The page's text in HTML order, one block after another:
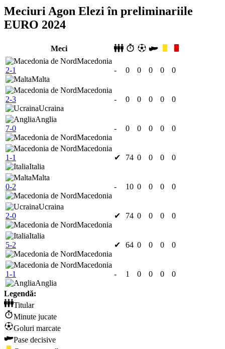
Meciuri Agon Elezi în preliminariile
EURO 2024
Meci
Macedonia
2-1
Malta
- 0 0 0 0 0
Macedonia
2-3
Ucraina
- 0 0 0 0 0
Anglia
7-0
Macedonia
- 0 0 0 0 0
Macedonia
1-1
Italia
✔ 74 0 0 0 0
Malta
0-2
Macedonia
- 10 0 0 0 0
Ucraina
2-0
Macedonia
✔ 74 0 0 0 0
Italia
5-2
Macedonia
✔ 64 0 0 0 0
Macedonia
1-1
Anglia
- 1 0 0 0 0
Legendă:
Titular
Minute jucate
Goluri marcate
Pase decisive